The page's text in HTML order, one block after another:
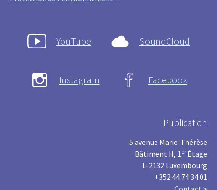
YouTube SoundCloud
Instagram Facebook
Publication
5 avenue Marie-Thérèse
Bâtiment H, 1er Étage
L-2132 Luxembourg
+352 44 74 34 01